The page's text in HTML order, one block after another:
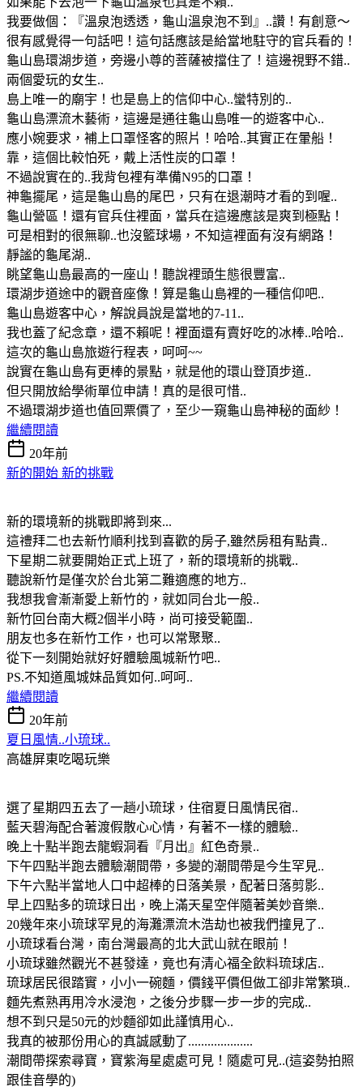
我要做個：『溫泉泡透透，龜山溫泉泡不到』..讚！有創意～
很有感覺得一句話吧！這句話應該是給當地駐守的官兵看的！
龜山島環湖步道，旁邊小尊的菩薩被擋住了！這邊視野不錯..
兩個愛玩的女生..
島上唯一的廟宇！也是島上的信仰中心..蠻特別的..
龜山島漂流木藝術，這邊是通往龜山島唯一的遊客中心..
應小婉要求，補上口罩怪客的照片！哈哈..其實正在暈船！
靠，這個比較怕死，戴上活性炭的口罩！
不過說實在的..我背包裡有準備N95的口罩！
神龜擺尾，這是龜山島的尾巴，只有在退潮時才看的到喔..
龜山營區！還有官兵住裡面，當兵在這邊應該是爽到極點！
可是相對的很無聊..也沒籃球場，不知這裡面有沒有網路！
靜謐的龜尾湖..
眺望龜山島最高的一座山！聽說裡頭生態很豐富..
環湖步道途中的觀音座像！算是龜山島裡的一種信仰吧..
龜山島遊客中心，解說員說是當地的7-11..
我也蓋了紀念章，還不賴呢！裡面還有賣好吃的冰棒..哈哈..
這次的龜山島旅遊行程表，呵呵~~
說實在龜山島有更棒的景點，就是他的環山登頂步道..
但只開放給學術單位申請！真的是很可惜..
不過環湖步道也值回票價了，至少一窺龜山島神秘的面紗！
繼續閱讀
20年前
新的開始 新的挑戰
新的環境新的挑戰即將到來...
這禮拜二也去新竹順利找到喜歡的房子,雖然房租有點貴..
下星期二就要開始正式上班了，新的環境新的挑戰..
聽說新竹是僅次於台北第二難適應的地方..
我想我會漸漸愛上新竹的，就如同台北一般..
新竹回台南大概2個半小時，尚可接受範圍..
朋友也多在新竹工作，也可以常聚聚..
從下一刻開始就好好體驗風城新竹吧..
PS.不知道風城妹品質如何..呵呵..
繼續閱讀
20年前
夏日風情..小琉球..
高雄屏東吃喝玩樂
選了星期四五去了一趟小琉球，住宿夏日風情民宿..
藍天碧海配合著渡假散心心情，有著不一樣的體驗..
晚上十點半跑去龍蝦洞看『月出』紅色奇景..
下午四點半跑去體驗潮間帶，多變的潮間帶是今生罕見..
下午六點半當地人口中超棒的日落美景，配著日落剪影..
早上四點多的琉球日出，晚上滿天星空伴隨著美妙音樂..
20幾年來小琉球罕見的海灘漂流木浩劫也被我們撞見了..
小琉球看台灣，南台灣最高的北大武山就在眼前！
小琉球雖然觀光不甚發達，竟也有清心福全飲料琉球店..
琉球居民很踏實，小小一碗麵，價錢平價但做工卻非常繁瑣..
麵先煮熟再用冷水浸泡，之後分步驟一步一步的完成..
想不到只是50元的炒麵卻如此謹慎用心..
我真的被那份用心的真誠感動了....................
潮間帶探索尋寶，寶紫海星處處可見！隨處可見..(這姿勢拍照
跟佳音學的)